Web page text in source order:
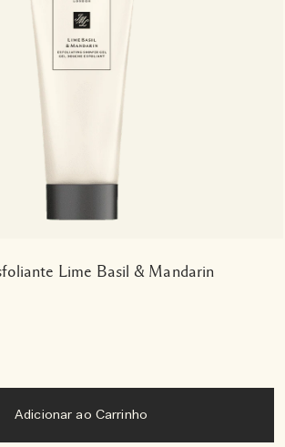
Lime Basil & Mandarin
Adicionar ao Carrinho